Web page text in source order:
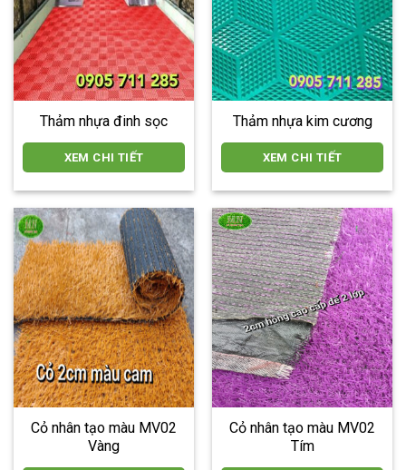
Thảm nhựa đinh sọc
XEM CHI TIẾT
Thảm nhựa kim cương
XEM CHI TIẾT
Cỏ nhân tạo màu MV02
Vàng
Cỏ nhân tạo màu MV02
Tím